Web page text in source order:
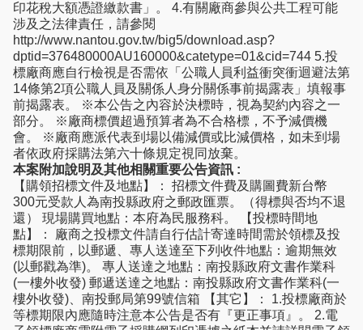
印花稅大額憑證繳款書」。 4.有關廠商參與公共工程可能
涉及之法律責任，請參閱
http://www.nantou.gov.tw/big5/download.asp?
dptid=376480000AU160000&catetype=01&cid=744 5.投
標廠商應自行檢視是否需依「公職人員利益衝突衝迴避法第
14條第2項公職人員及關係人身分關係事前揭露表」填報事
前揭露表。 ※本公告之內容於決標時，視為契約內容之一
部分。 ※廠商標價超過預算者為不合格標，不予減價機
會。 ※廠商應派代表到場以備減價或比減價格，如未到場
者依政府採購法第六十條規定視同放棄。
本案附加說明及其他相關重要公告資訊 :
【購領招標文件及地點】： 招標文件費及購圖費新台幣
300元受款人為南投縣政府之郵政匯票。（得標與否均不退
還） 現場購買地點：本府為民服務科。 【投標時間地
點】： 廠商之投標文件請自行估計寄達時間需於領標及投
標期限前，以郵遞、專人送達至下列收件地點：逾期無效
(以郵戳為準)。 專人送達之地點：南投縣政府文書作業科
(一樓外收發) 郵遞送達之地點：南投縣政府文書作業科(一
樓外收發)、南投郵局第99號信箱 【其它】： 1.投標廠商於
等標期限內應隨時注意本公告是否有『更正事項』。 2.電